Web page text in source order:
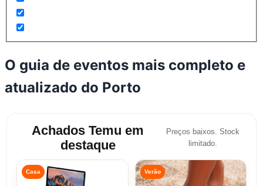
O guia de eventos mais completo e
atualizado do Porto
Achados Temu em
destaque
Preços baixos. Stock
limitado.
Casa Verão